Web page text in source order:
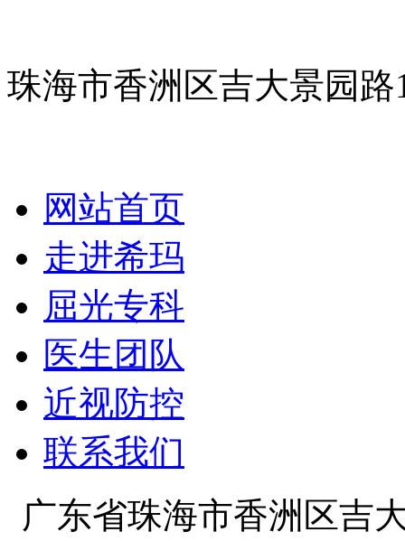
珠海市香洲区吉大景园
网站首页
走进希玛
屈光专科
医生团队
近视防控
联系我们
广东省珠海市香洲区吉